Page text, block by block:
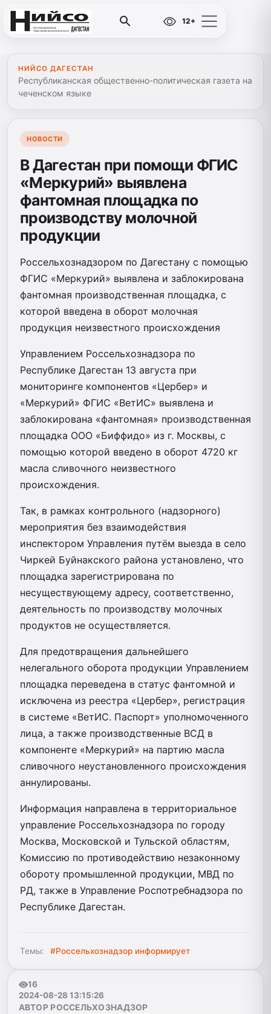
12+
НИЙСО ДАГЕСТАН
Республиканская общественно-политическая газета на
чеченском языке
НОВОСТИ
В Дагестан при помощи ФГИС
«Меркурий» выявлена
фантомная площадка по
производству молочной
продукции
Россельхознадзором по Дагестану с помощью
ФГИС «Меркурий» выявлена и заблокирована
фантомная производственная площадка, с
которой введена в оборот молочная
продукция неизвестного происхождения
Управлением Россельхознадзора по
Республике Дагестан 13 августа при
мониторинге компонентов «Цербер» и
«Меркурий» ФГИС «ВетИС» выявлена и
заблокирована «фантомная» производственная
площадка ООО «Биффидо» из г. Москвы, с
помощью которой введено в оборот 4720 кг
масла сливочного неизвестного
происхождения.
Так, в рамках контрольного (надзорного)
мероприятия без взаимодействия
инспектором Управления путём выезда в село
Чиркей Буйнакского района установлено, что
площадка зарегистрирована по
несуществующему адресу, соответственно,
деятельность по производству молочных
продуктов не осуществляется.
Для предотвращения дальнейшего
нелегального оборота продукции Управлением
площадка переведена в статус фантомной и
исключена из реестра «Цербер», регистрация
в системе «ВетИС. Паспорт» уполномоченного
лица, а также производственные ВСД в
компоненте «Меркурий» на партию масла
сливочного неустановленного происхождения
аннулированы.
Информация направлена в территориальное
управление Россельхознадзора по городу
Москва, Московской и Тульской областям,
Комиссию по противодействию незаконному
обороту промышленной продукции, МВД по
РД, также в Управление Роспотребнадзора по
Республике Дагестан.
Темы: #Россельхознадзор информирует
16
2024-08-28 13:15:26
АВТОР РОССЕЛЬХОЗНАДЗОР